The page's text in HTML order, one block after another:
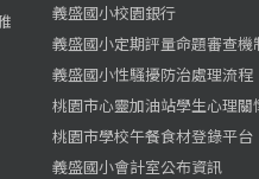
義盛國小校園銀行
義盛國小定期評量命題審查機
義盛國小性騷擾防治處理流程
桃園市心靈加油站學生心理關
桃園市學校午餐食材登錄平台
義盛國小會計室公布資訊